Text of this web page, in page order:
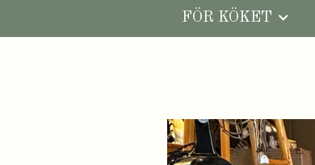
FÖR KÖKET